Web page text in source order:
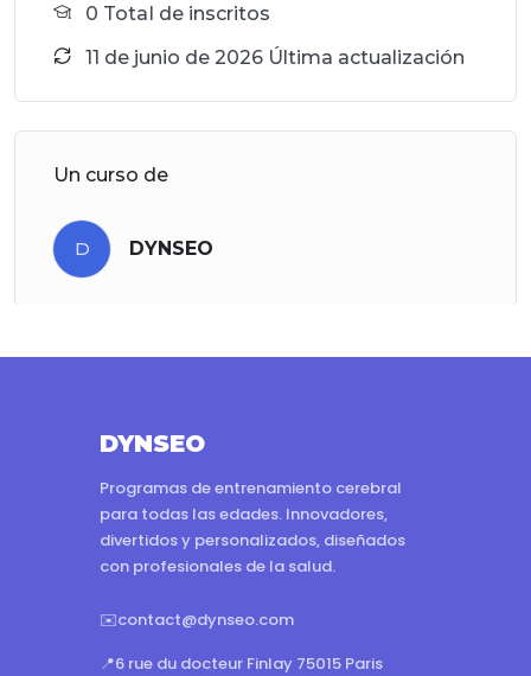
0 TotaI de inscritos
11 de junio de 2026 Última actualización
Un curso de
D DYNSEO
DYNSEO
Programas de entrenamiento cerebral
para todas las edades. Innovadores,
divertidos y personalizados, diseñados
con profesionales de la salud.
✉️contact@dynseo.com
📍6 rue du docteur Finlay 75015 Paris